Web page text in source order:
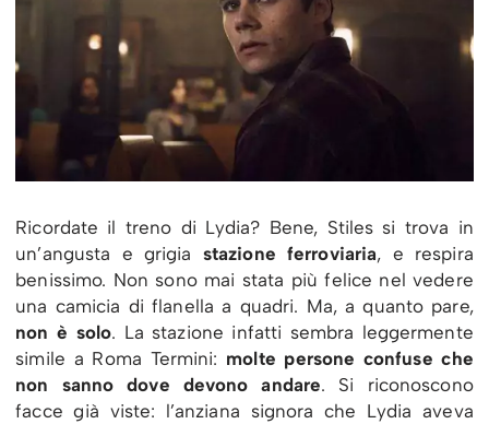
Ricordate il treno di Lydia? Bene, Stiles si trova in
un’angusta e grigia stazione ferroviaria, e respira
benissimo. Non sono mai stata più felice nel vedere
una camicia di flanella a quadri. Ma, a quanto pare,
non è solo. La stazione infatti sembra leggermente
simile a Roma Termini: molte persone confuse che
non sanno dove devono andare. Si riconoscono
facce già viste: l’anziana signora che Lydia aveva